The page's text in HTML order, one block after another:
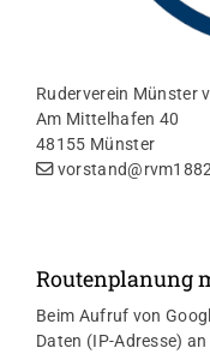
Ruderverein Münster
Am Mittelhafen 40
48155 Münster
Routenplanung
Beim Aufruf von
Daten (IP-Adresse)